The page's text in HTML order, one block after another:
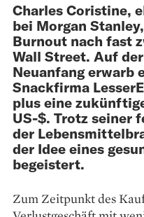
Charles Coristine,
bei Morgan
Burnout nach fast
Wall Street. Auf
Neuanfang erwarb
Snackfirma
plus eine
US-$. Trotz seiner
der
der Idee eines
begeistert.
Zum Zeitpunkt des